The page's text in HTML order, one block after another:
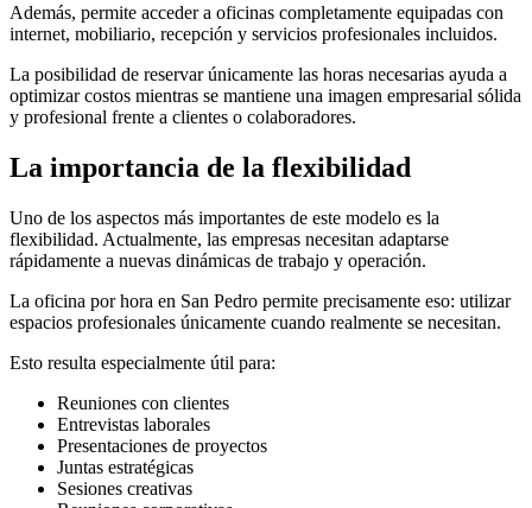
Además, permite acceder a oficinas completamente equipadas con
internet, mobiliario, recepción y servicios profesionales incluidos.
La posibilidad de reservar únicamente las horas necesarias ayuda a
optimizar costos mientras se mantiene una imagen empresarial sólida
y profesional frente a clientes o colaboradores.
La importancia de la flexibilidad
Uno de los aspectos más importantes de este modelo es la
flexibilidad. Actualmente, las empresas necesitan adaptarse
rápidamente a nuevas dinámicas de trabajo y operación.
La oficina por hora en San Pedro permite precisamente eso: utilizar
espacios profesionales únicamente cuando realmente se necesitan.
Esto resulta especialmente útil para:
Reuniones con clientes
Entrevistas laborales
Presentaciones de proyectos
Juntas estratégicas
Sesiones creativas